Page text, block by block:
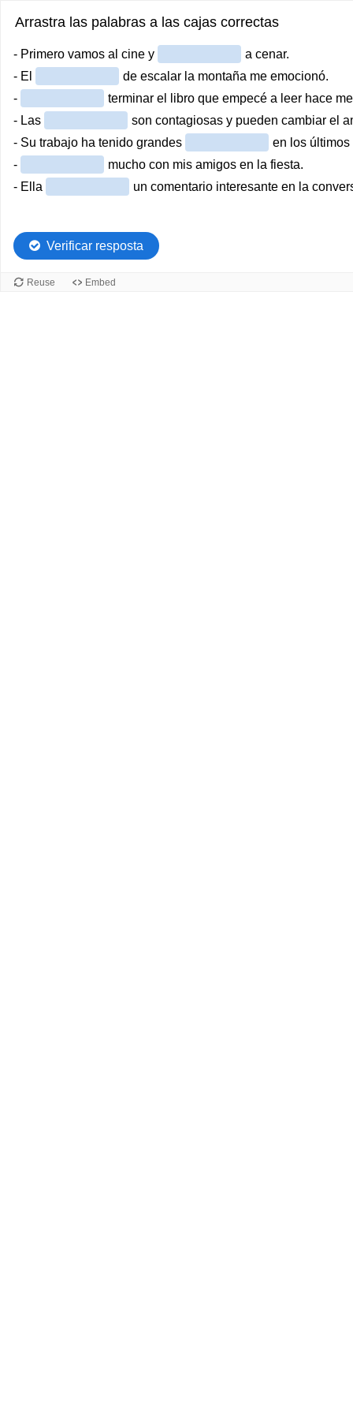
Arrastra las palabras a las cajas correctas
- Primero vamos al cine y
a cenar.
- El
de escalar la montaña me emocionó.
-
terminar el libro que empecé a leer hace
- Las
son contagiosas y pueden cambiar el
- Su trabajo ha tenido grandes
en los últimos
-
mucho con mis amigos en la fiesta.
- Ella
un comentario interesante en la
Verificar resposta
Reuse Embed